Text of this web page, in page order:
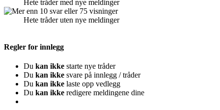
Hete tråder med nye meldinger
Hete tråder uten nye meldinger
Regler for innlegg
Du kan ikke starte nye tråder
Du kan ikke svare på innlegg / tråder
Du kan ikke laste opp vedlegg
Du kan ikke redigere meldingene dine